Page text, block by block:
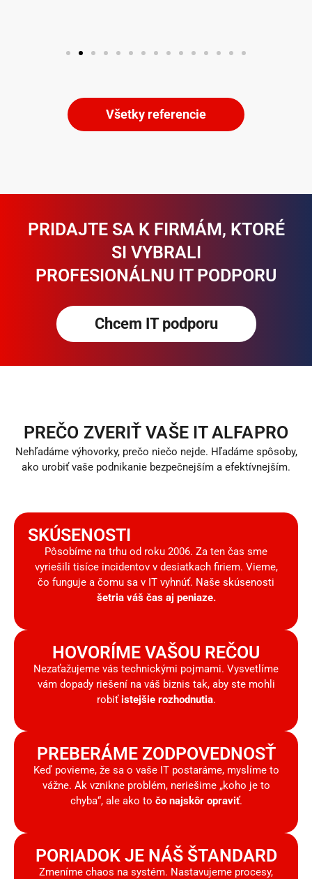
Všetky referencie
PRIDAJTE SA K FIRMÁM, KTORÉ
SI VYBRALI
PROFESIONÁLNU IT PODPORU
Chcem IT podporu
PREČO ZVERIŤ VAŠE IT ALFAPRO
Nehľadáme výhovorky, prečo niečo nejde. Hľadáme spôsoby,
ako urobiť vaše podnikanie bezpečnejším a efektívnejším.
SKÚSENOSTI
Pôsobíme na trhu od roku 2006. Za ten čas sme
vyriešili tisíce incidentov v desiatkach firiem. Vieme,
čo funguje a čomu sa v IT vyhnúť. Naše skúsenosti
šetria váš čas aj peniaze.
HOVORÍME VAŠOU REČOU
Nezaťažujeme vás technickými pojmami. Vysvetlíme
vám dopady riešení na váš biznis tak, aby ste mohli
robiť istejšie rozhodnutia.
PREBERÁME ZODPOVEDNOSŤ
Keď povieme, že sa o vaše IT postaráme, myslíme to
vážne. Ak vznikne problém, neriešime „koho je to
chyba“, ale ako to čo najskôr opraviť.
PORIADOK JE NÁŠ ŠTANDARD
Zmeníme chaos na systém. Nastavujeme procesy,